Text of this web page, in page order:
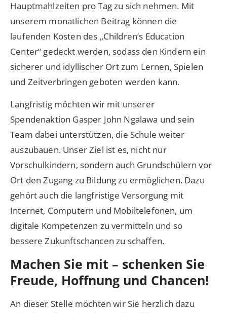
Hauptmahlzeiten pro Tag zu sich nehmen. Mit
unserem monatlichen Beitrag können die
laufenden Kosten des „Children’s Education
Center“ gedeckt werden, sodass den Kindern ein
sicherer und idyllischer Ort zum Lernen, Spielen
und Zeitverbringen geboten werden kann.
Langfristig möchten wir mit unserer
Spendenaktion Gasper John Ngalawa und sein
Team dabei unterstützen, die Schule weiter
auszubauen. Unser Ziel ist es, nicht nur
Vorschulkindern, sondern auch Grundschülern vor
Ort den Zugang zu Bildung zu ermöglichen. Dazu
gehört auch die langfristige Versorgung mit
Internet, Computern und Mobiltelefonen, um
digitale Kompetenzen zu vermitteln und so
bessere Zukunftschancen zu schaffen.
Machen Sie mit – schenken Sie
Freude, Hoffnung und Chancen!
An dieser Stelle möchten wir Sie herzlich dazu